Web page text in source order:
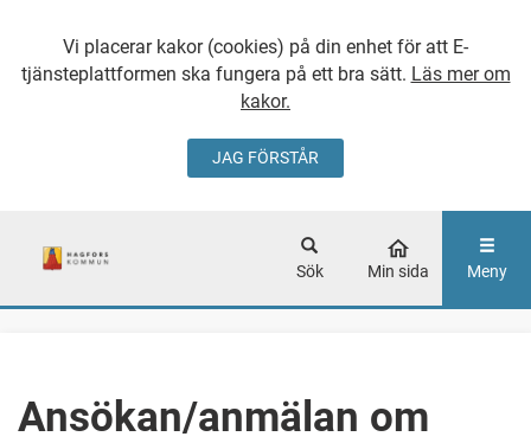
Vi placerar kakor (cookies) på din enhet för att E-
tjänsteplattformen ska fungera på ett bra sätt. Läs mer om
kakor.
JAG FÖRSTÅR
GÅ DIREKT TILL
Sök Min sida Meny
Ansökan/anmälan om